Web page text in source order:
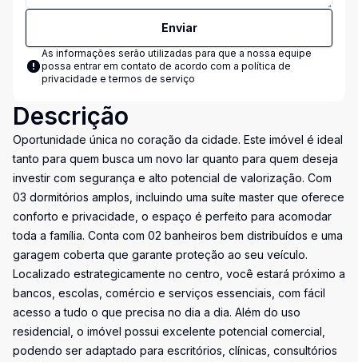
Enviar
As informações serão utilizadas para que a nossa equipe
possa entrar em contato de acordo com a política de
privacidade e termos de serviço
Descrição
Oportunidade única no coração da cidade. Este imóvel é ideal
tanto para quem busca um novo lar quanto para quem deseja
investir com segurança e alto potencial de valorização. Com
03 dormitórios amplos, incluindo uma suíte master que oferece
conforto e privacidade, o espaço é perfeito para acomodar
toda a família. Conta com 02 banheiros bem distribuídos e uma
garagem coberta que garante proteção ao seu veículo.
Localizado estrategicamente no centro, você estará próximo a
bancos, escolas, comércio e serviços essenciais, com fácil
acesso a tudo o que precisa no dia a dia. Além do uso
residencial, o imóvel possui excelente potencial comercial,
podendo ser adaptado para escritórios, clínicas, consultórios